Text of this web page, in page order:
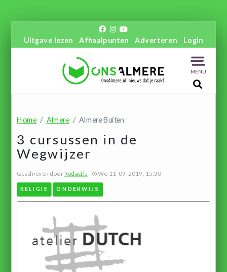
Uitgave lezen Afhaalpunten Adverteren Login
MENU
Home Almere Almere Buiten
3 cursussen in de
Wegwijzer
Geschreven doorRedactie Wo 11-09-2019, 15:30
RELIGIE ONDERWIJS